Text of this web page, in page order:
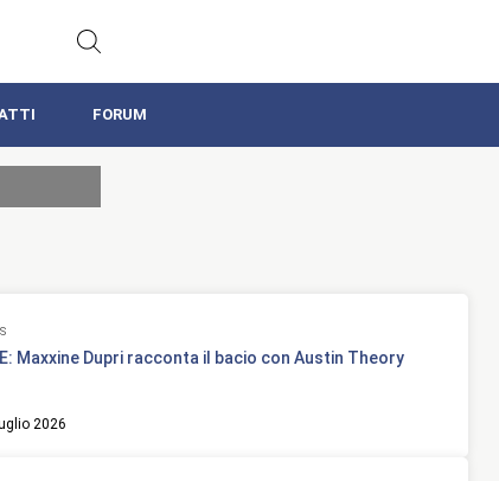
FORUM
Maxxine Dupri racconta il bacio con Austin Theory
2026